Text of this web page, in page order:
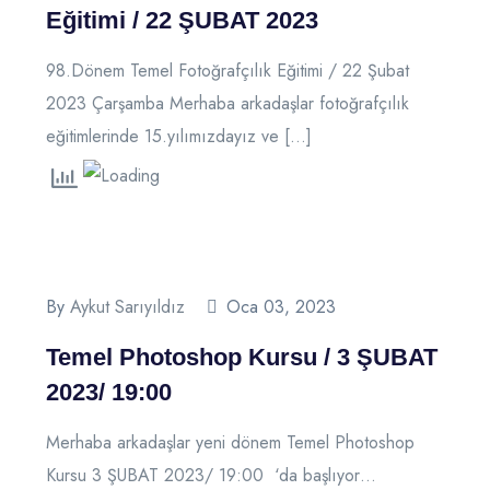
Eğitimi / 22 ŞUBAT 2023
98.Dönem Temel Fotoğrafçılık Eğitimi / 22 Şubat
2023 Çarşamba Merhaba arkadaşlar fotoğrafçılık
eğitimlerinde 15.yılımızdayız ve […]
By Aykut Sarıyıldız Oca 03, 2023
Temel Photoshop Kursu / 3 ŞUBAT
2023/ 19:00
Merhaba arkadaşlar yeni dönem Temel Photoshop
Kursu 3 ŞUBAT 2023/ 19:00 ‘da başlıyor…